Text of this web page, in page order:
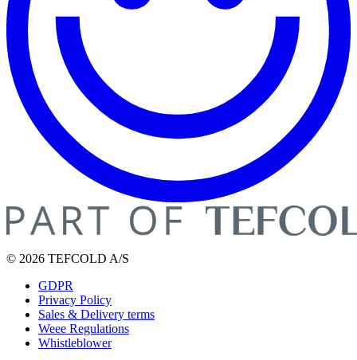
© 2026 TEFCOLD A/S
GDPR
Privacy Policy
Sales & Delivery terms
Weee Regulations
Whistleblower